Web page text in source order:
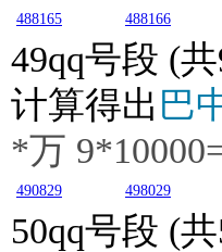
488165 488166
49qq号段 (
计算得出 巴
*万 9
490829 498029
50qq号段 (